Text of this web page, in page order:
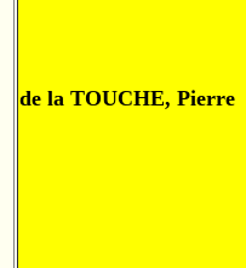
de la TOUCHE, Pierre